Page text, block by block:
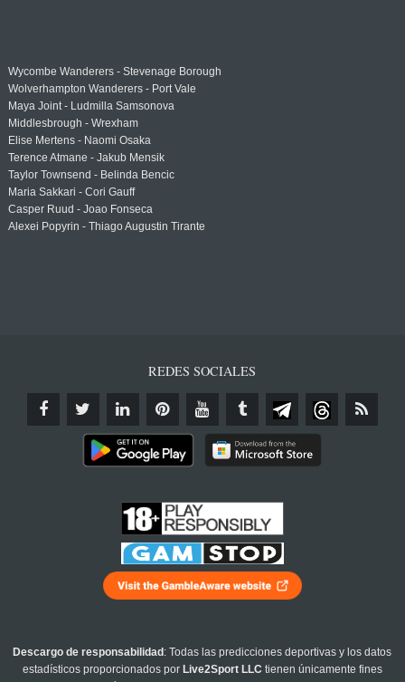
Wycombe Wanderers - Stevenage Borough
Wolverhampton Wanderers - Port Vale
Maya Joint - Ludmilla Samsonova
Middlesbrough - Wrexham
Elise Mertens - Naomi Osaka
Terence Atmane - Jakub Mensik
Taylor Townsend - Belinda Bencic
Maria Sakkari - Cori Gauff
Casper Ruud - Joao Fonseca
Alexei Popyrin - Thiago Augustin Tirante
REDES SOCIALES
Descargo de responsabilidad : Todas las predicciones deportivas y los datos
estadísticos proporcionados por Live2Sport LLC tienen únicamente fines